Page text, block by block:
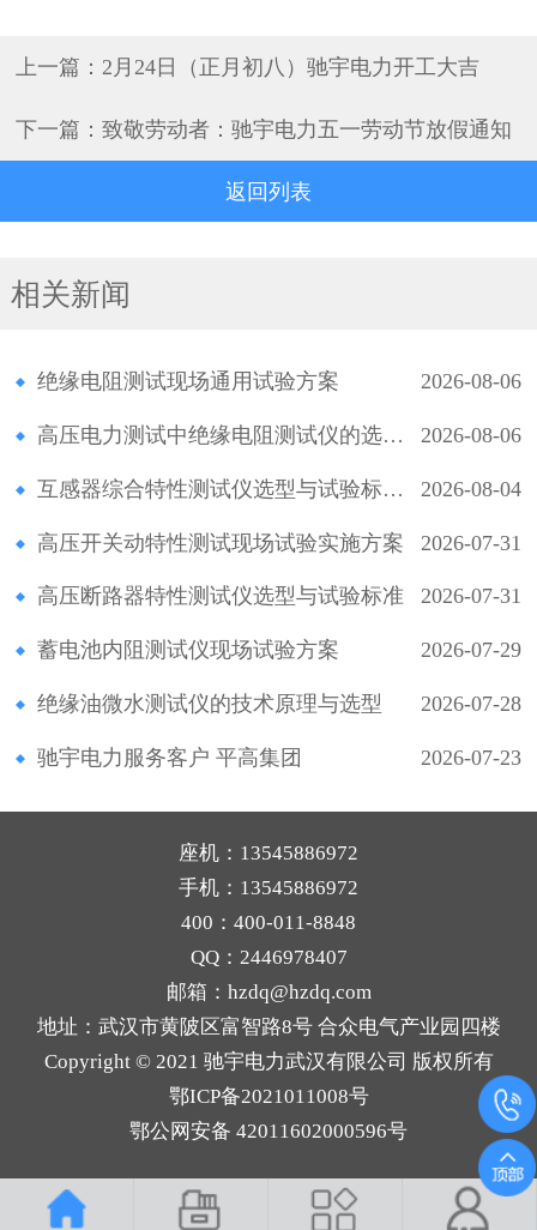
上一篇：2月24日（正月初八）驰宇电力开工大吉
下一篇：致敬劳动者：驰宇电力五一劳动节放假通知
返回列表
相关新闻
2026-08-06
绝缘电阻测试现场通用试验方案
2026-08-06
高压电力测试中绝缘电阻测试仪的选型与应用
2026-08-04
互感器综合特性测试仪选型与试验标准规程
2026-07-31
高压开关动特性测试现场试验实施方案
2026-07-31
高压断路器特性测试仪选型与试验标准
2026-07-29
蓄电池内阻测试仪现场试验方案
2026-07-28
绝缘油微水测试仪的技术原理与选型
2026-07-23
驰宇电力服务客户 平高集团
座机：13545886972
手机：13545886972
400：400-011-8848
QQ： 2446978407
邮箱：hzdq@hzdq.com
地址：武汉市黄陂区富智路8号 合众电气产业园四楼
Copyright © 2021 驰宇电力武汉有限公司 版权所有
鄂ICP备2021011008号
鄂公网安备 42011602000596号